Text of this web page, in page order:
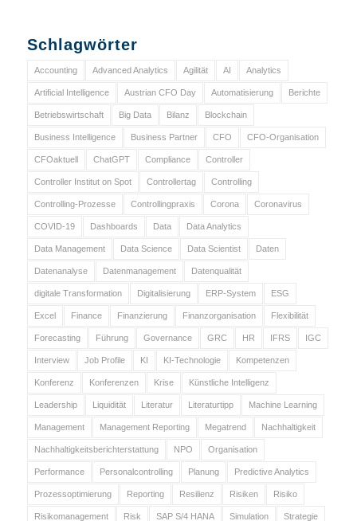
Schlagwörter
Accounting Advanced Analytics Agilität AI Analytics
Artificial Intelligence Austrian CFO Day Automatisierung Berichte
Betriebswirtschaft Big Data Bilanz Blockchain
Business Intelligence Business Partner CFO CFO-Organisation
CFOaktuell ChatGPT Compliance Controller
Controller Institut on Spot Controllertag Controlling
Controlling-Prozesse Controllingpraxis Corona Coronavirus
COVID-19 Dashboards Data Data Analytics
Data Management Data Science Data Scientist Daten
Datenanalyse Datenmanagement Datenqualität
digitale Transformation Digitalisierung ERP-System ESG
Excel Finance Finanzierung Finanzorganisation Flexibilität
Forecasting Führung Governance GRC HR IFRS IGC
Interview Job Profile KI KI-Technologie Kompetenzen
Konferenz Konferenzen Krise Künstliche Intelligenz
Leadership Liquidität Literatur Literaturtipp Machine Learning
Management Management Reporting Megatrend Nachhaltigkeit
Nachhaltigkeitsberichterstattung NPO Organisation
Performance Personalcontrolling Planung Predictive Analytics
Prozessoptimierung Reporting Resilienz Risiken Risiko
Risikomanagement Risk SAP S/4 HANA Simulation Strategie